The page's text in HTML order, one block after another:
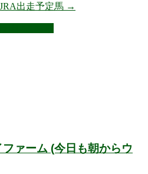
出走予定馬 →
ファーム (今日も朝からウ